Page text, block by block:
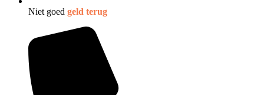
Niet goed geld terug